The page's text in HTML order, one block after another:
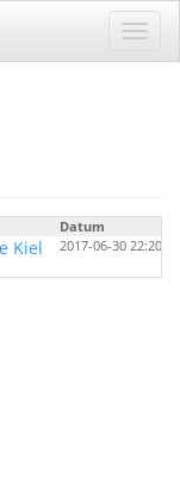
Datum
Kiel 2017-06-30 22:20